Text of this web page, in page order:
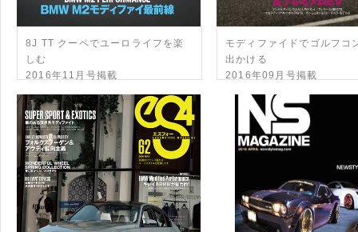
8J TT クーペでユーロライフを楽
しむ
2016年11月号掲載
モディファイドでゴルフコ
出かける
2016年09月号掲載